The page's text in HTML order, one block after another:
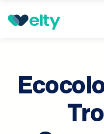
Prenota visita